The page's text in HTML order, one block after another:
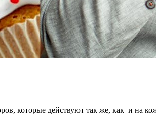
которые действуют так же, как и на